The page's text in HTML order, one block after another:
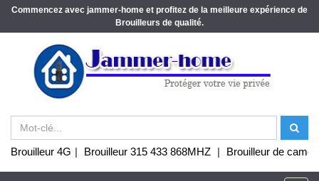
Commencez avec jammer-home et profitez de la meilleure expérience de
Brouilleurs de qualité.
Brouilleur 4G | Brouilleur 315 433 868MHZ | Brouilleur de